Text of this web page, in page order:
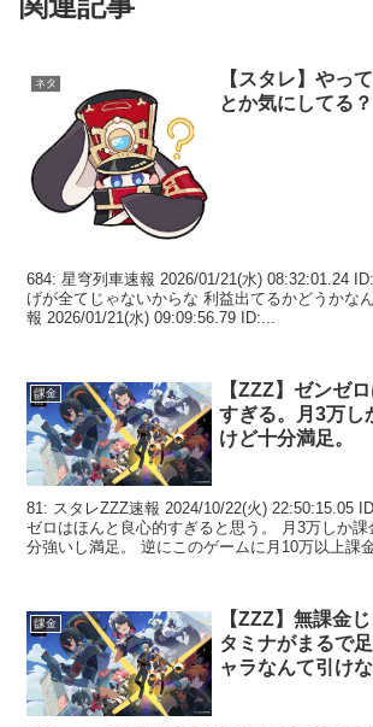
ネタ
【スタレ】やっ
とか気にしてる？
684: 星穹列車速報 2026/01/21(水) 08:32:01.24
げが全てじゃないからな 利益出てるかどうかな
報 2026/01/21(水) 09:09:56.79 ID:...
課金
【ZZZ】ゼンゼ
すぎる。月3万し
けど十分満足。
81: スタレZZZ速報 2024/10/22(火) 22:50:15.05
ゼロはほんと良心的すぎると思う。 月3万しか
分強いし満足。 逆にこのゲームに月10万以上課
課金
【ZZZ】無課金
タミナがまるで
ャラなんて引け